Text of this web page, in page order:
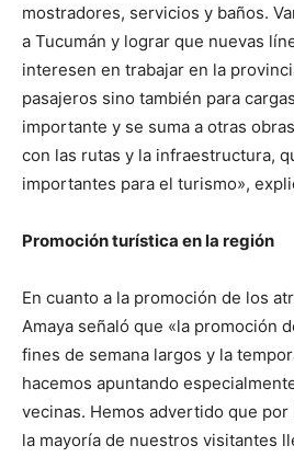
mostradores, servicios y baños.
a Tucumán y lograr que nuevas
interesen en trabajar en la
pasajeros sino también para
importante y se suma a otras
con las rutas y la infraestructura,
importantes para el turismo»,
Promoción turística en la región
En cuanto a la promoción de los
Amaya señaló que «la promoción
fines de semana largos y la
hacemos apuntando
vecinas. Hemos advertido que
la mayoría de nuestros visitantes